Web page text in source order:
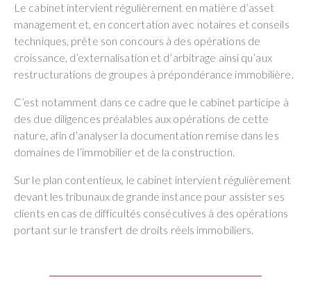
Le cabinet intervient régulièrement en matière d’asset
management et, en concertation avec notaires et conseils
techniques, prête son concours à des opérations de
croissance, d’externalisation et d’arbitrage ainsi qu’aux
restructurations de groupes à prépondérance immobilière.
C’est notamment dans ce cadre que le cabinet participe à
des due diligences préalables aux opérations de cette
nature, afin d’analyser la documentation remise dans les
domaines de l’immobilier et de la construction.
Sur le plan contentieux, le cabinet intervient régulièrement
devant les tribunaux de grande instance pour assister ses
clients en cas de difficultés consécutives à des opérations
portant sur le transfert de droits réels immobiliers.